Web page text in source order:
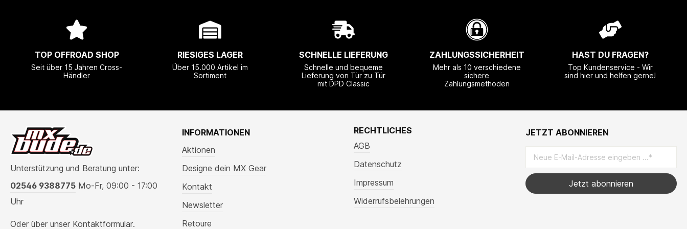
TOP OFFROAD SHOP
Seit über 15 Jahren Cross-
Händler
RIESIGES LAGER
Über 15.000 Artikel im
Sortiment
SCHNELLE LIEFERUNG
Schnelle und bequeme
Lieferung von Tür zu Tür
mit DPD Classic
ZAHLUNGSSICHERHEIT
Mehr als 10 verschiedene
sichere
Zahlungsmethoden
HAST DU FRAGEN?
Top Kundenservice - Wir
sind hier und helfen gerne!
Unterstützung und Beratung unter:
02546 9388775 Mo-Fr, 09:00 - 17:00
Uhr
Oder über unser Kontaktformular.
INFORMATIONEN
Aktionen
Designe dein MX Gear
Kontakt
Newsletter
Retoure
RECHTLICHES
AGB
Datenschutz
Impressum
Widerrufsbelehrungen
JETZT ABONNIEREN
Jetzt abonnieren